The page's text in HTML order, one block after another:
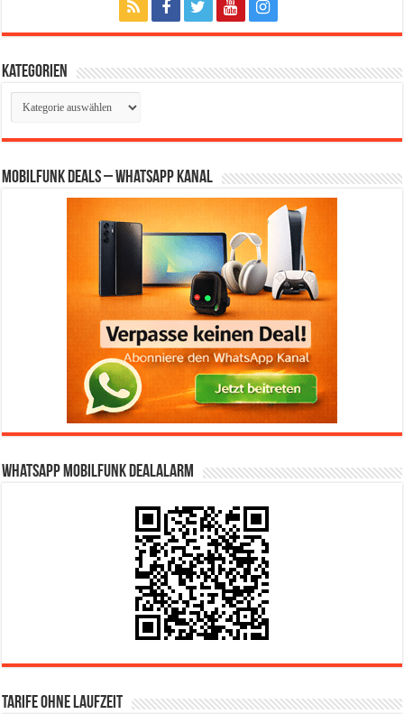
Kategorien
Kategorien
Mobilfunk Deals – WhatsApp Kanal
WhatsApp Mobilfunk DealAlarm
Tarife ohne Laufzeit